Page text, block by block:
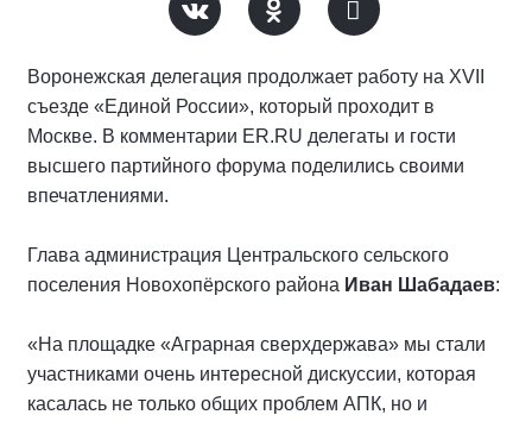
Воронежская делегация продолжает работу на XVII
съезде «Единой России», который проходит в
Москве. В комментарии ER.RU делегаты и гости
высшего партийного форума поделились своими
впечатлениями.
Глава администрация Центральского сельского
поселения Новохопёрского района Иван Шабадаев:
«На площадке «Аграрная сверхдержава» мы стали
участниками очень интересной дискуссии, которая
касалась не только общих проблем АПК, но и